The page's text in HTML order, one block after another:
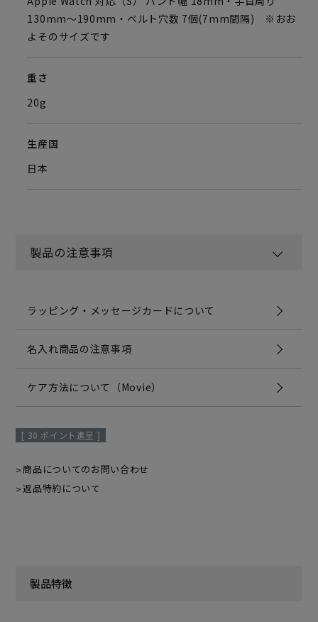
130mm〜190mm・ベルト穴数 7個(7mm間隔) ※おお
よそのサイズです
重さ
20g
生産国
日本
製品の注意事項
ラッピング・メッセージカードについて
名入れ商品の注意事項
ケア方法について（Movie）
[ 30 ポイント進呈 ]
商品についてのお問い合わせ
返品特約について
製品特徴